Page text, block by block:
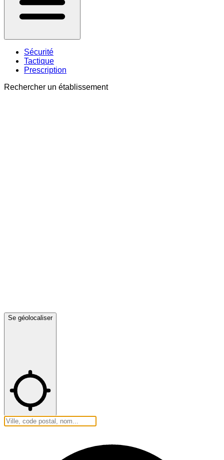
Sécurité
Tactique
Prescription
Rechercher un établissement
Se géolocaliser